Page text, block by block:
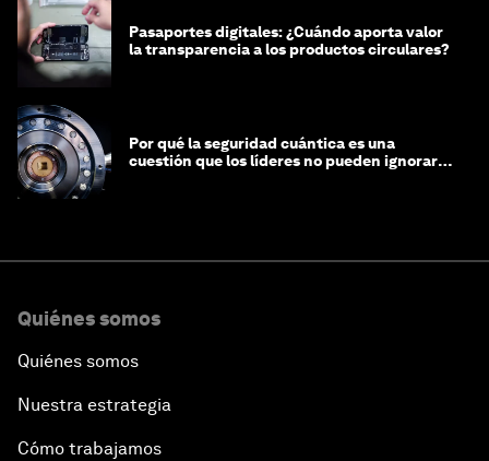
Pasaportes digitales: ¿Cuándo aporta valor
la transparencia a los productos circulares?
Por qué la seguridad cuántica es una
cuestión que los líderes no pueden ignorar
Quiénes somos
Quiénes somos
Nuestra estrategia
Cómo trabajamos